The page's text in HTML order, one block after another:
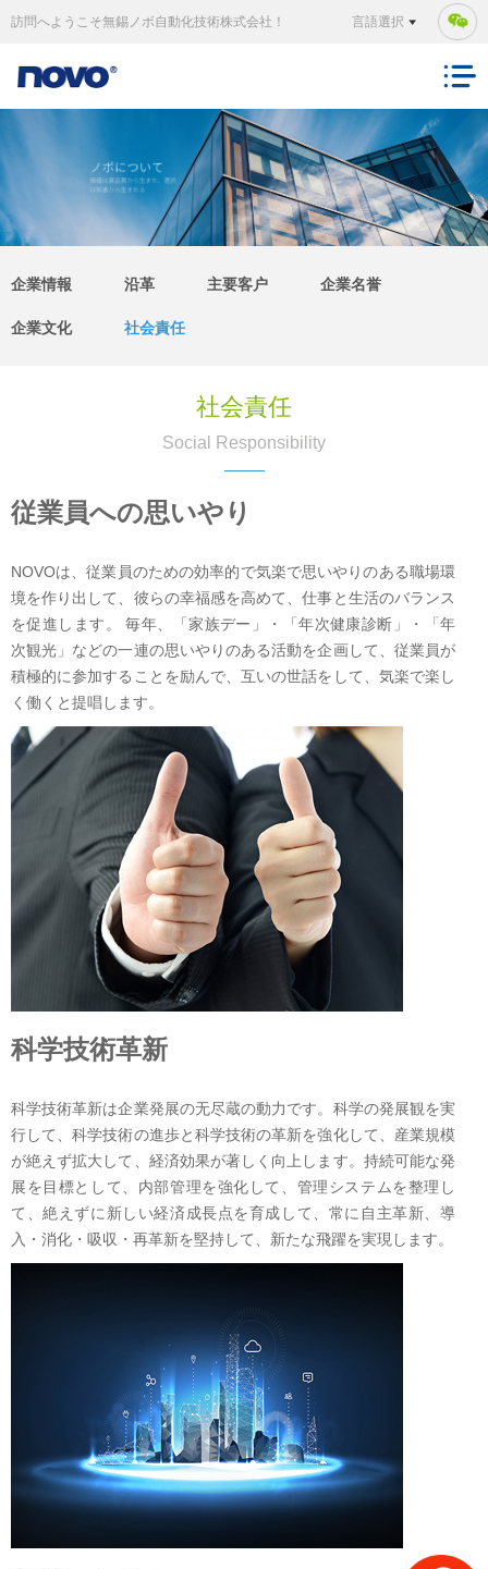
訪問へようこそ無錫ノボ自動化技術株式会社！ 言語選択
企業情報 沿革 主要客户 企業名誉
企業文化 社会責任
社会責任
Social Responsibility
従業員への思いやり
NOVOは、従業員のための効率的で気楽で思いやりのある職場環
境を作り出して、彼らの幸福感を高めて、仕事と生活のバランス
を促進します。 毎年、「家族デー」・「年次健康診断」・「年
次観光」などの一連の思いやりのある活動を企画して、従業員が
積極的に参加することを励んで、互いの世話をして、気楽で楽し
く働くと提唱します。
科学技術革新
科学技術革新は企業発展の无尽蔵の動力です。科学の発展観を実
行して、科学技術の進歩と科学技術の革新を強化して、産業規模
が絶えず拡大して、経済効果が著しく向上します。持続可能な発
展を目標として、内部管理を強化して、管理システムを整理し
て、絶えずに新しい経済成長点を育成して、常に自主革新、導
入・消化・吸収・再革新を堅持して、新たな飛躍を実現します。